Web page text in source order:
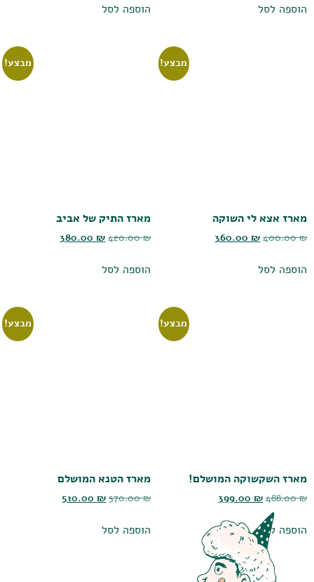
הוספה לסל הוספה לסל
מבצע!
מארז אצא לי השוקה
400.00₪
360.00 ₪
הוספה לסל
מבצע!
מארז התיק של אביב
420.00₪
380.00₪
הוספה לסל
מבצע!
מארז השקשוקה המושלם!
488.00₪
399.00 ₪
הוספה לסל
מבצע!
מארז הטנא המושלם
570.00₪
510.00₪
הוספה לסל